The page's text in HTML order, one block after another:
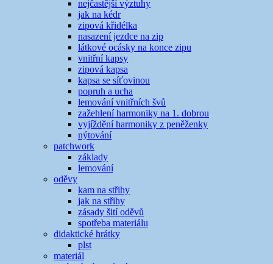
nejčastější výztuhy
jak na kédr
zipová křidélka
nasazení jezdce na zip
látkové ocásky na konce zipu
vnitřní kapsy
zipová kapsa
kapsa se síťovinou
popruh a ucha
lemování vnitřních švů
zažehlení harmoniky na 1. dobrou
vyjíždění harmoniky z peněženky
nýtování
patchwork
základy
lemování
oděvy
kam na střihy
jak na střihy
zásady šití oděvů
spotřeba materiálu
didaktické hrátky
plst
materiál